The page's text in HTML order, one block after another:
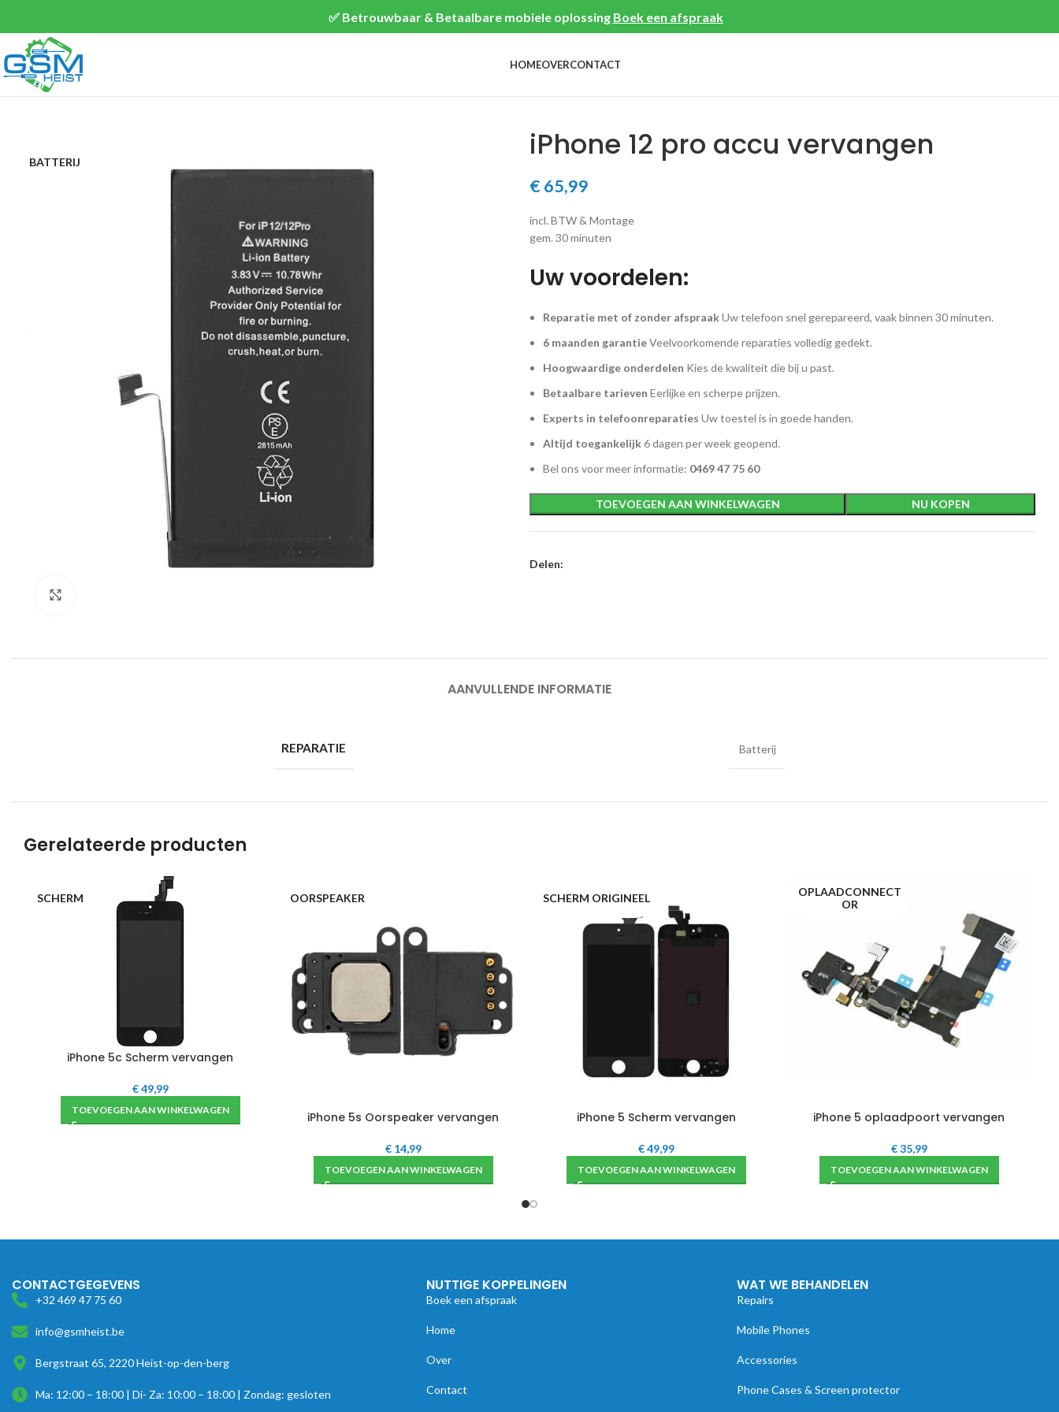
✅ Betrouwbaar & Betaalbare mobiele oplossing Boek een afspraak
HOMEOVERCONTACT
BATTERIJ iPhone 12 pro accu vervangen
€ 65,99
incl. BTW & Montage
gem. 30 minuten
Uw voordelen:
Reparatie met of zonder afspraakUw telefoon snel gerepareerd, vaak binnen 30 minuten.
6 maanden garantieVeelvoorkomende reparaties volledig gedekt.
Hoogwaardige onderdelen Kies de kwaliteit die bij u past.
Betaalbare tarieven Eerlijke en scherpe prijzen.
Experts in telefoonreparaties Uw toestel is in goede handen.
Altijd toegankelijk6 dagen per week geopend.
Bel ons voor meer informatie: 0469 47 75 60
TOEVOEGEN AAN WINKELWAGEN NU KOPEN
Delen:
AANVULLENDE INFORMATIE
REPARATIE Batterij
Gerelateerde producten
SCHERM
iPhone 5c Scherm vervangen
€49,99
TOEVOEGEN AAN WINKELWAGEN
OORSPEAKER
iPhone 5s Oorspeaker vervangen
€14,99
TOEVOEGEN AAN WINKELWAGEN
SCHERM ORIGINEEL
iPhone 5 Scherm vervangen
€49,99
TOEVOEGEN AAN WINKELWAGEN
OPLAADCONNECT
OR
iPhone 5 oplaadpoort vervangen
€35,99
TOEVOEGEN AAN WINKELWAGEN
CONTACTGEGEVENS
+32 469 47 75 60
info@gsmheist.be
Bergstraat 65, 2220 Heist-op-den-berg
Ma: 12:00 – 18:00 | Di- Za: 10:00 – 18:00 | Zondag: gesloten
NUTTIGE KOPPELINGEN
Boek een afspraak
Home
Over
Contact
WAT WE BEHANDELEN
Repairs
Mobile Phones
Accessories
Phone Cases & Screen protector